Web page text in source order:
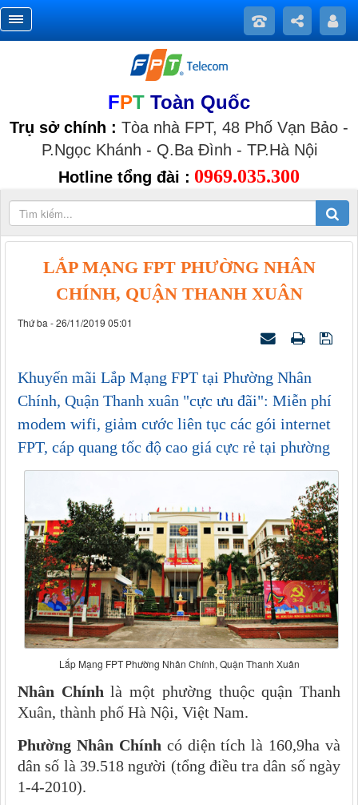
FPT Toàn Quốc
Trụ sở chính : Tòa nhà FPT, 48 Phố Vạn Bảo -
P.Ngọc Khánh - Q.Ba Đình - TP.Hà Nội
Hotline tổng đài : 0969.035.300
LẮP MẠNG FPT PHƯỜNG NHÂN
CHÍNH, QUẬN THANH XUÂN
Thứ ba - 26/11/2019 05:01
Khuyến mãi Lắp Mạng FPT tại Phường Nhân
Chính, Quận Thanh xuân "cực ưu đãi": Miễn phí
modem wifi, giảm cước liên tục các gói internet
FPT, cáp quang tốc độ cao giá cực rẻ tại phường
Lắp Mạng FPT Phường Nhân Chính, Quận Thanh Xuân
Nhân Chính là một phường thuộc quận Thanh
Xuân, thành phố Hà Nội, Việt Nam.
Phường Nhân Chính có diện tích là 160,9ha và
dân số là 39.518 người (tổng điều tra dân số ngày
1-4-2010).